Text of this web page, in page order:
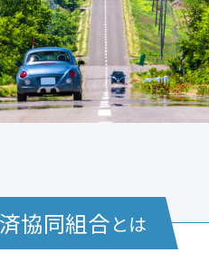
協同組合とは